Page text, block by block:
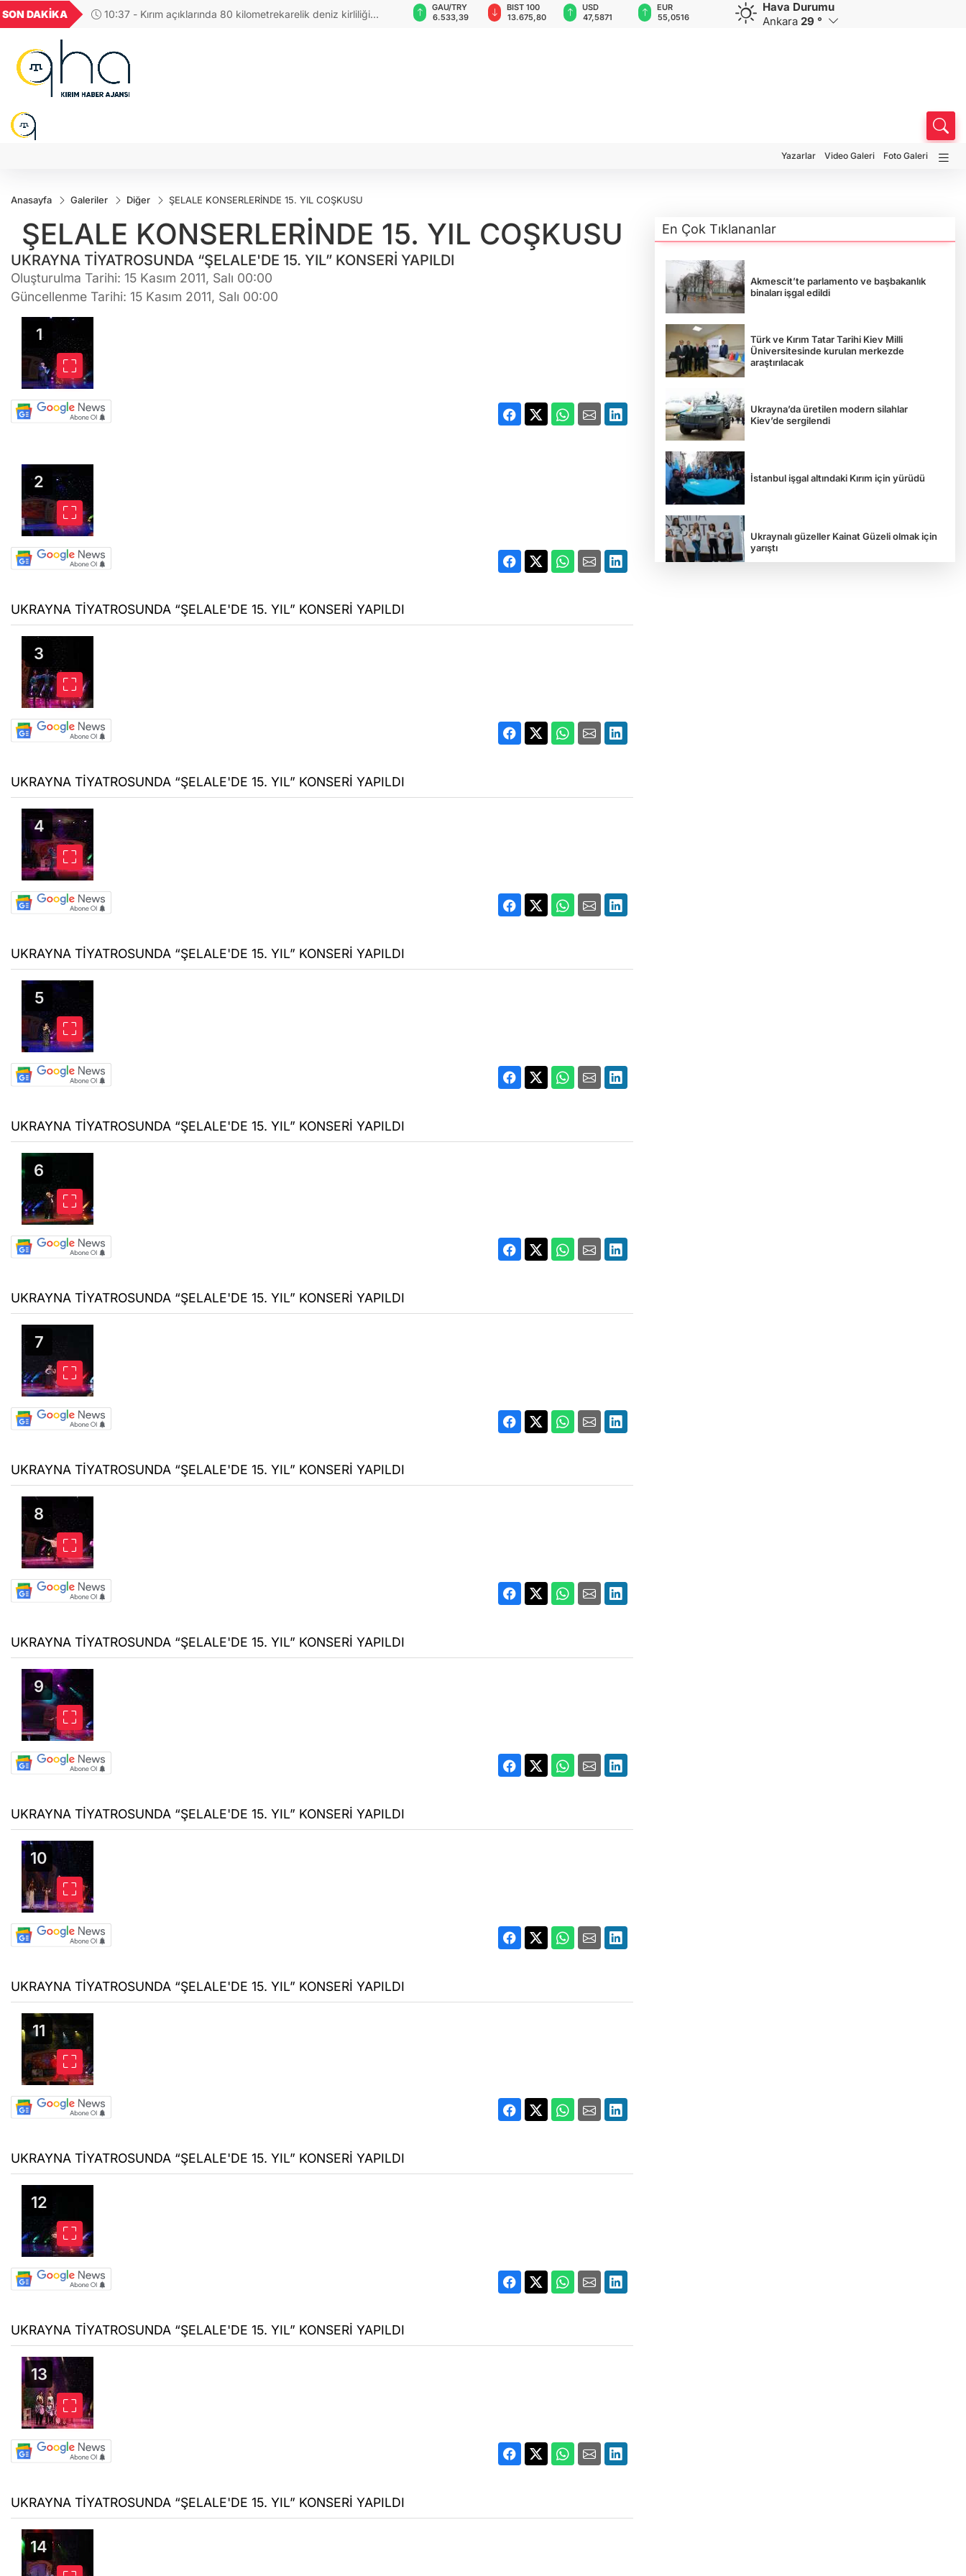
SON DAKİKA
11:23 - Zelenskıy, Finlandiya Cumhurbaşkanı Stubb ile hava
GEL
18,1977
16,2469
28,0626
0,0018
6.533,39
BIST 100
13.675,80
USD
47,5871
EUR
55,0516
GBP
64,2147
CHF
58,8367
CAD
33,9617
Hava Durumu
Ankara 29 °
Yazarlar Video Galeri Foto Galeri
Anasayfa Galeriler Diğer ŞELALE KONSERLERİNDE 15. YIL COŞKUSU
ŞELALE KONSERLERİNDE 15. YIL COŞKUSU
UKRAYNA TİYATROSUNDA “ŞELALE'DE 15. YIL” KONSERİ YAPILDI
Oluşturulma Tarihi: 15 Kasım 2011, Salı 00:00
Güncellenme Tarihi: 15 Kasım 2011, Salı 00:00
UKRAYNA TİYATROSUNDA “ŞELALE'DE 15. YIL” KONSERİ YAPILDI
UKRAYNA TİYATROSUNDA “ŞELALE'DE 15. YIL” KONSERİ YAPILDI
UKRAYNA TİYATROSUNDA “ŞELALE'DE 15. YIL” KONSERİ YAPILDI
UKRAYNA TİYATROSUNDA “ŞELALE'DE 15. YIL” KONSERİ YAPILDI
UKRAYNA TİYATROSUNDA “ŞELALE'DE 15. YIL” KONSERİ YAPILDI
UKRAYNA TİYATROSUNDA “ŞELALE'DE 15. YIL” KONSERİ YAPILDI
UKRAYNA TİYATROSUNDA “ŞELALE'DE 15. YIL” KONSERİ YAPILDI
UKRAYNA TİYATROSUNDA “ŞELALE'DE 15. YIL” KONSERİ YAPILDI
UKRAYNA TİYATROSUNDA “ŞELALE'DE 15. YIL” KONSERİ YAPILDI
UKRAYNA TİYATROSUNDA “ŞELALE'DE 15. YIL” KONSERİ YAPILDI
UKRAYNA TİYATROSUNDA “ŞELALE'DE 15. YIL” KONSERİ YAPILDI
UKRAYNA TİYATROSUNDA “ŞELALE'DE 15. YIL” KONSERİ YAPILDI
En Çok Tıklananlar
Akmescit’te parlamento ve başbakanlık
binaları işgal edildi
Türk ve Kırım Tatar Tarihi Kiev Milli
Üniversitesinde kurulan merkezde
araştırılacak
Ukrayna’da üretilen modern silahlar
Kiev’de sergilendi
İstanbul işgal altındaki Kırım için yürüdü
Ukraynalı güzeller Kainat Güzeli olmak için
yarıştı